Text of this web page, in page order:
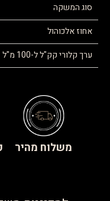
סוג המשקה
אחוז אלכוהול
ערך קלורי קק"ל ל-100 מ"ל
משלוח מהיר